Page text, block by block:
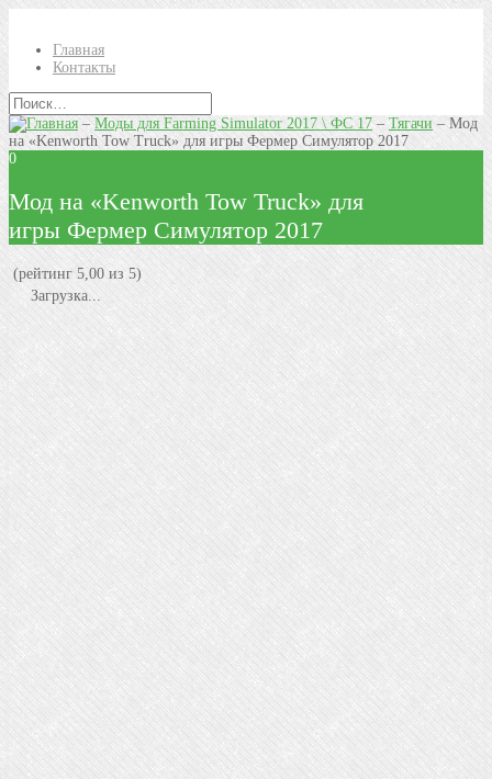
Главная
Контакты
–Моды для Farming Simulator 2017 \ ФС 17– Тягачи –Мод
на «Kenworth Tow Truck» для игры Фермер Симулятор 2017
0
Мод на «Kenworth Tow Truck» для
игры Фермер Симулятор 2017
(рейтинг 5,00 из 5)
Загрузка...